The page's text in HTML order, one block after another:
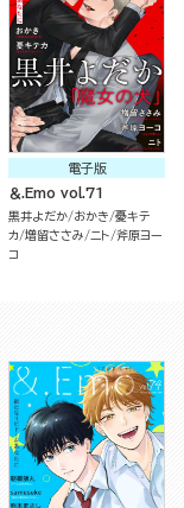
電子版
＆.Emo vol.71
黒井よだか おかき 憂キテ
カ 増留ささみ ニト 斧原ヨー
コ